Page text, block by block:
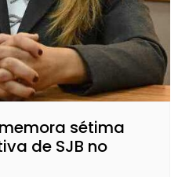
sétima
de SJB no